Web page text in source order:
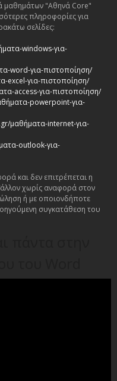
μαθημάτων "Αθηνά Core"
πληροφορίες για
σελίδες:
windows-για-
word-για-πιστοποίηση/
excel-για-πιστοποίηση/
access-για-πιστοποίηση/
powerpoint-για-
μαθήματα-internet-για-
outlook-για-
και δεν επιτρέπεται η
χωρίς αναφορά στον
ή με οποιονδήποτε
συγκατάθεση του